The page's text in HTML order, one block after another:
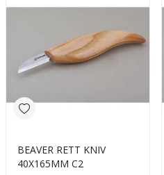
BEAVER RETT KNIV
40X165MM C2